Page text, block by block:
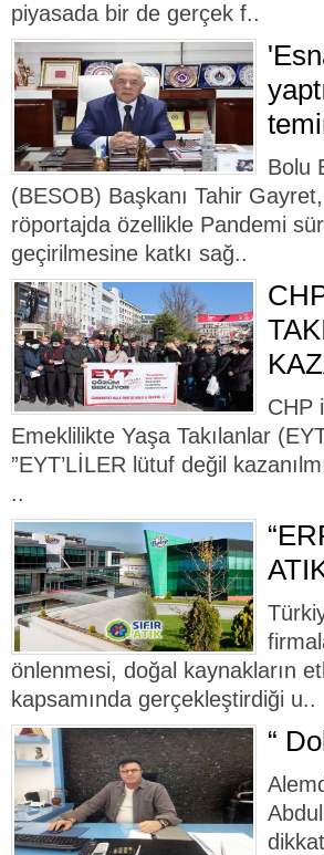
piyasada bir de gerçek f..
Bolu
(BESOB) Başkanı Tahir
röportajda özellikle Pandemi
geçirilmesine katkı sağ..
CHP
Emeklilikte Yaşa Takılanlar
”EYT’LİLER lütuf değil
..
önlenmesi, doğal kaynakların
kapsamında gerçekleştirdiği u..
“